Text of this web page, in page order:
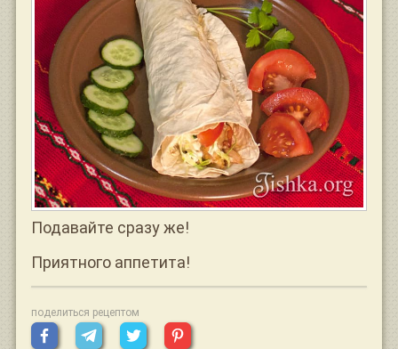
Подавайте сразу же!
Приятного аппетита!
поделиться рецептом